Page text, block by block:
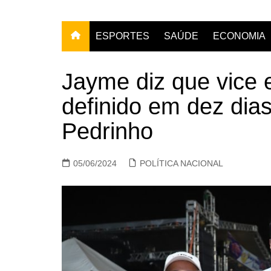
ESPORTES SAÚDE ECONOMIA
Jayme diz que vice
definido em dez
Pedrinho
05/06/2024 POLÍTICA NACIONAL